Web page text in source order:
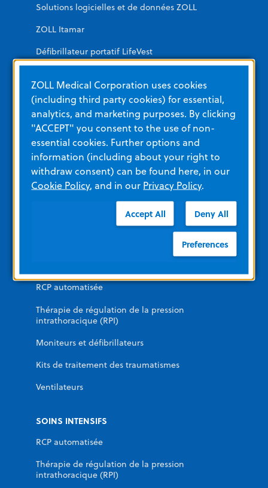
Solutions logicielles et de données ZOLL
ZOLL Itamar
Défibrillateur portatif LifeVest
Formation et ressources
Autres ressources et liens
Formation
Voir tous les matériaux des produits
Catégories de produits
RCP automatisée
Thérapie de régulation de la pression
intrathoracique (RPI)
Moniteurs et défibrillateurs
Kits de traitement des traumatismes
Ventilateurs
SOINS INTENSIFS
RCP automatisée
Thérapie de régulation de la pression
intrathoracique (RPI)
ZOLL Medical Corporation uses cookies
(including third party cookies) for essential,
analytics, and marketing purposes. By clicking
"ACCEPT" you consent to the use of non-
essential cookies. Further options and
information (including about your right to
withdraw consent) can be found here, in our
Cookie Policy, and in our Privacy Policy.
Accept All Deny All
Preferences